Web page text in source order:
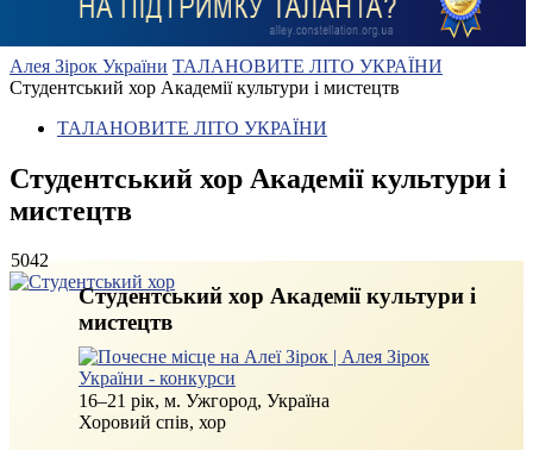
Алея Зірок України ТАЛАНОВИТЕ ЛІТО УКРАЇНИ
Студентський хор Академії культури і мистецтв
ТАЛАНОВИТЕ ЛІТО УКРАЇНИ
Студентський хор Академії культури і
мистецтв
5042
Студентський хор Академії культури і
мистецтв
16–21 рік, м. Ужгород, Україна
Хоровий спів, хор